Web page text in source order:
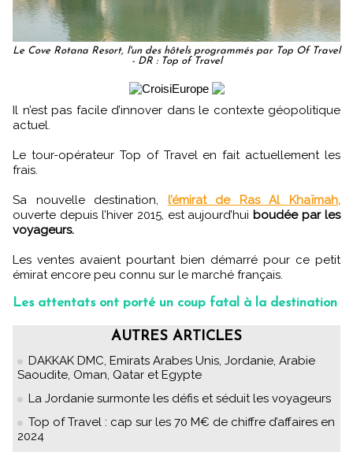
Le Cove Rotana Resort, l'un des hôtels programmés par Top Of Travel
- DR : Top of Travel
actuel.
Le tour-opérateur Top of Travel en fait actuellement les
frais.
Sa nouvelle destination, l’émirat de Ras Al Khaïmah,
ouverte depuis l’hiver 2015, est aujourd’hui boudée par les
voyageurs.
Les ventes avaient pourtant bien démarré pour ce petit
émirat encore peu connu sur le marché français.
Les attentats ont porté un coup fatal à la destination
AUTRES ARTICLES
DAKKAK DMC, Emirats Arabes Unis, Jordanie, Arabie
Saoudite, Oman, Qatar et Egypte
La Jordanie surmonte les défis et séduit les voyageurs
Top of Travel : cap sur les 70 M€ de chiffre d’affaires en
2024